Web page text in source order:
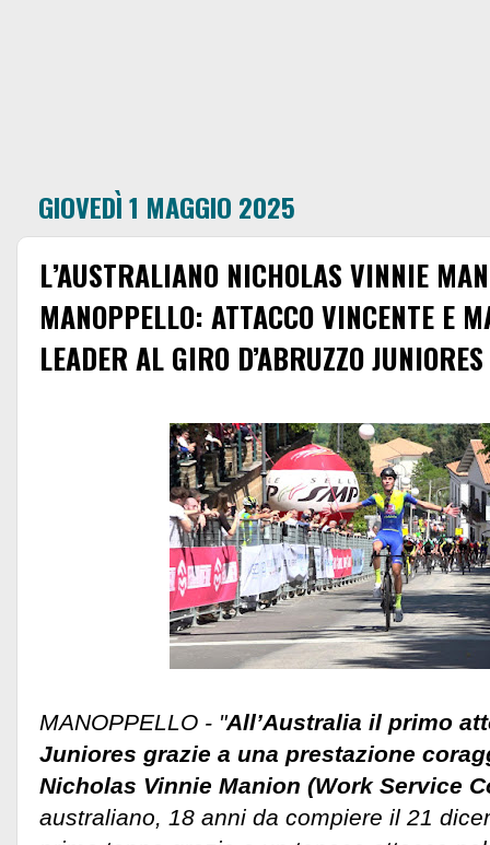
GIOVEDÌ 1 MAGGIO 2025
L’AUSTRALIANO NICHOLAS VINNIE
MANOPPELLO: ATTACCO VINCENTE E
LEADER AL GIRO D’ABRUZZO JUNIORES
MANOPPELLO - "All’Australia il primo
Juniores grazie a una prestazione
Nicholas Vinnie Manion (Work Service
australiano, 18 anni da compiere il 21